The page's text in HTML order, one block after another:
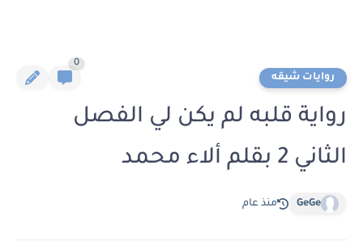
روايات شيقه
0
رواية قلبه لم يكن لي الفصل
الثاني 2 بقلم ألاء محمد
GeGe منذ عام